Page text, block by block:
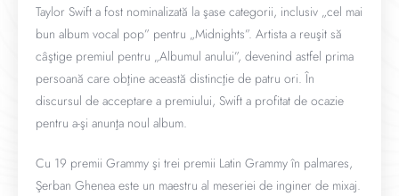
Taylor Swift a fost nominalizată la şase categorii, inclusiv „cel mai
bun album vocal pop” pentru „Midnights”. Artista a reuşit să
câştige premiul pentru „Albumul anului”, devenind astfel prima
persoană care obţine această distincţie de patru ori. În
discursul de acceptare a premiului, Swift a profitat de ocazie
pentru a-şi anunţa noul album.
Cu 19 premii Grammy şi trei premii Latin Grammy în palmares,
Şerban Ghenea este un maestru al meseriei de inginer de mixaj.